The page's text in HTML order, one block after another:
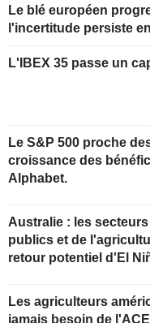
Le blé européen
l'incertitude persiste
L'IBEX 35 passe un
Le S&P 500 proche
croissance des
Alphabet.
Australie : les
publics et de
retour potentiel d'El
Les agriculteurs
jamais besoin de